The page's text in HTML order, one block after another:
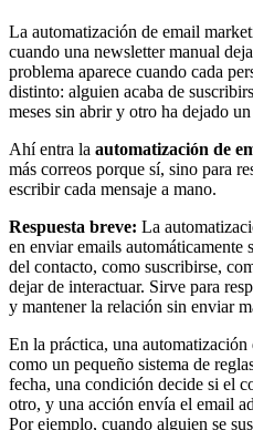
La automatización de email
cuando una newsletter manual
problema aparece cuando cada
distinto: alguien acaba de
meses sin abrir y otro ha dejado
Ahí entra la automatización de
más correos porque sí, sino para
escribir cada mensaje a mano.
Respuesta breve: La
en enviar emails automáticamente
del contacto, como suscribirse,
dejar de interactuar. Sirve para
y mantener la relación sin enviar
En la práctica, una
como un pequeño sistema de
fecha, una condición decide si el
otro, y una acción envía el email
Por ejemplo, cuando alguien se